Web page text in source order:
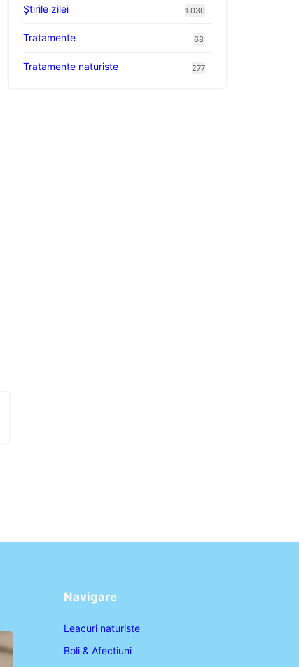
Știrile zilei 1.030
Tratamente 68
Tratamente naturiste 277
Navigare
Leacuri naturiste
Boli & Afectiuni